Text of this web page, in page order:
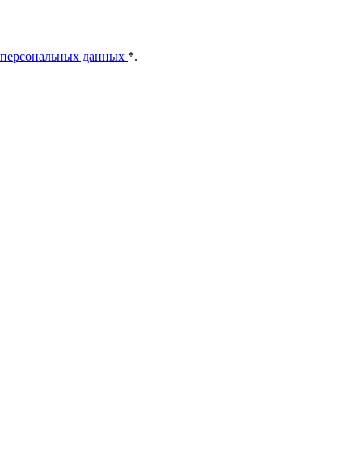
данных *.